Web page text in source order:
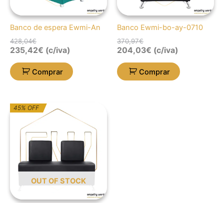
Banco de espera Ewmi-An
428,04€
235,42€ (c/iva)
Comprar
Banco Ewmi-bo-ay-0710
370,97€
204,03€ (c/iva)
Comprar
45% OFF
OUT OF STOCK
O
preço
original
era:
765,12€.
O
preço
atual
é:
420,82€.